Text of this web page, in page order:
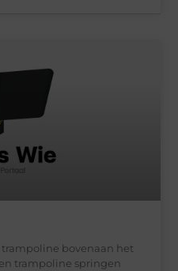
trampoline bovenaan het
trampoline springen